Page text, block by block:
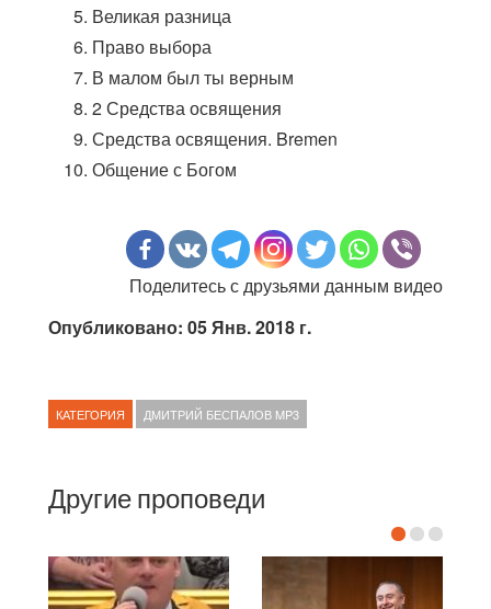
Великая разница
Право выбора
В малом был ты верным
2 Средства освящения
Средства освящения. Bremen
Общение с Богом
Поделитесь с друзьями данным видео
Опубликовано: 05 Янв. 2018 г.
КАТЕГОРИЯ ДМИТРИЙ БЕСПАЛОВ MP3
Другие проповеди